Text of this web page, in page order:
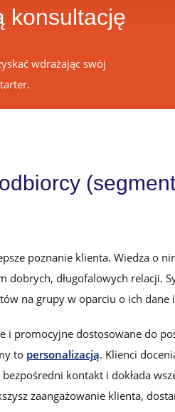
konsultację
wdrażając swój
poznanie klienta. Wiedza o
dobrych, długofalowych relacji.
na grupy w oparciu o ich dane
i promocyjne dostosowane do
to personalizacją. Klienci
kontakt i dokłada
zaangażowanie klienta,